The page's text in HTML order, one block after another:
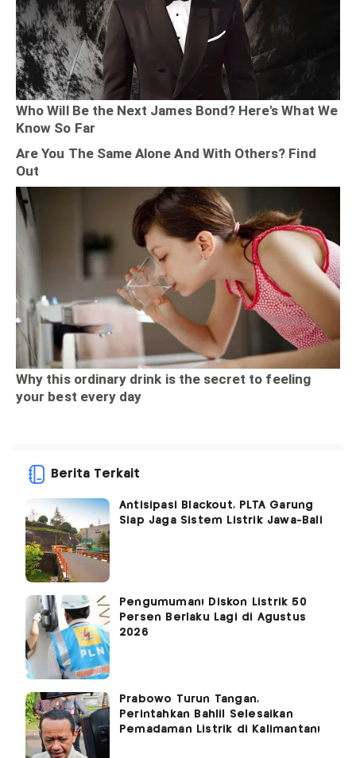
Berita Terkait
Antisipasi Blackout, PLTA Garung
Siap Jaga Sistem Listrik Jawa-Bali
Pengumuman! Diskon Listrik 50
Persen Berlaku Lagi di Agustus
2026
Prabowo Turun Tangan,
Perintahkan Bahlil Selesaikan
Pemadaman Listrik di Kalimantan!